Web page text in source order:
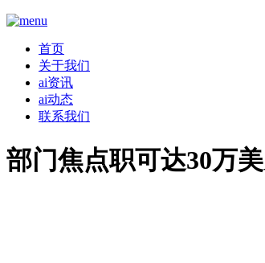
首页
关于我们
ai资讯
ai动态
联系我们
部门焦点职可达30万